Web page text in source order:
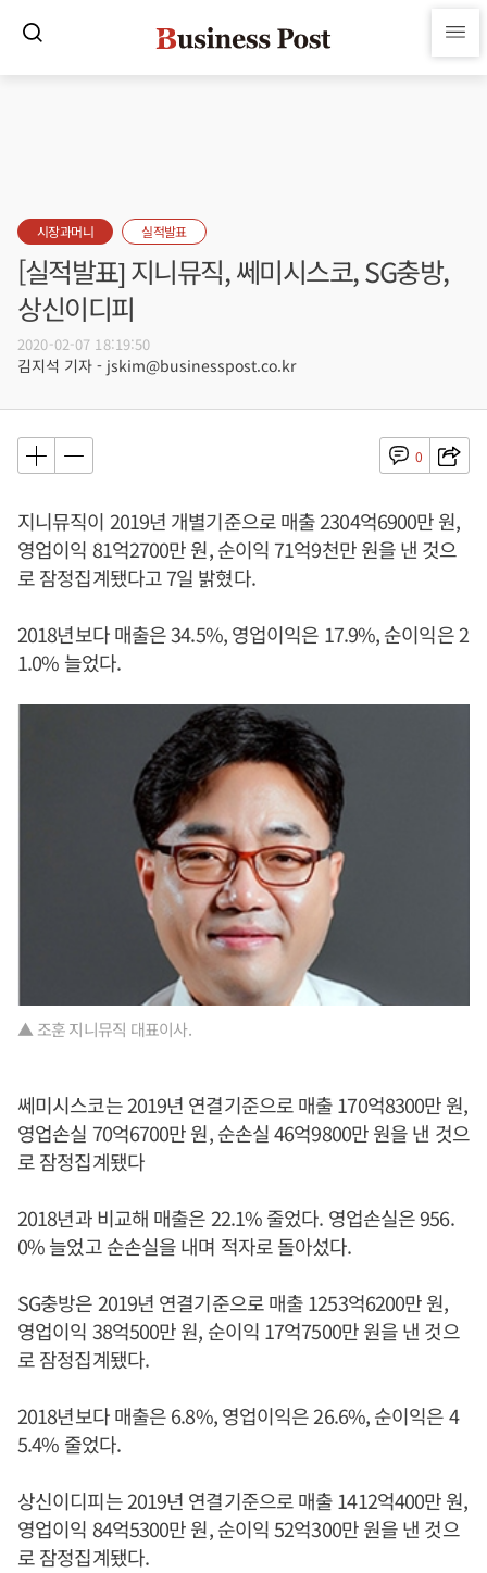
시장과머니 실적발표
[실적발표] 지니뮤직, 쎄미시스코, SG충방,
상신이디피
2020-02-07 18:19:50
김지석 기자 - jskim@businesspost.co.kr
0
지니뮤직이 2019년 개별기준으로 매출 2304억6900만 원,
영업이익 81억2700만 원, 순이익 71억9천만 원을 낸 것으
로 잠정집계됐다고 7일 밝혔다.
2018년보다 매출은 34.5%, 영업이익은 17.9%, 순이익은 2
1.0% 늘었다.
▲ 조훈 지니뮤직 대표이사.
쎄미시스코는 2019년 연결기준으로 매출 170억8300만 원,
영업손실 70억6700만 원, 순손실 46억9800만 원을 낸 것으
로 잠정집계됐다
2018년과 비교해 매출은 22.1% 줄었다. 영업손실은 956.
0% 늘었고 순손실을 내며 적자로 돌아섰다.
SG충방은 2019년 연결기준으로 매출 1253억6200만 원,
영업이익 38억500만 원, 순이익 17억7500만 원을 낸 것으
로 잠정집계됐다.
2018년보다 매출은 6.8%, 영업이익은 26.6%, 순이익은 4
5.4% 줄었다.
상신이디피는 2019년 연결기준으로 매출 1412억400만 원,
영업이익 84억5300만 원, 순이익 52억300만 원을 낸 것으
로 잠정집계됐다.